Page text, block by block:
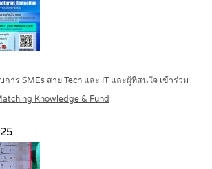
าร SMEs สาย Tech และ IT และผู้ที่สนใจ เข้าร่วม
Knowledge & Fund